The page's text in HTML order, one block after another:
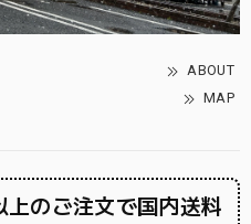
ABOUT
MAP
のご注文で国内送料